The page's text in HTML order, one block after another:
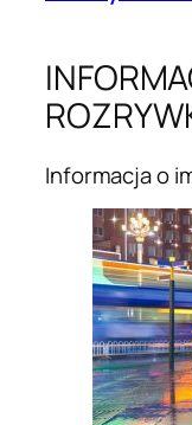
Informacja o